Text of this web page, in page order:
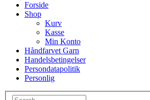
Forside
Shop
Kurv
Kasse
Min Konto
Håndfarvet Garn
Handelsbetingelser
Persondatapolitik
Personlig